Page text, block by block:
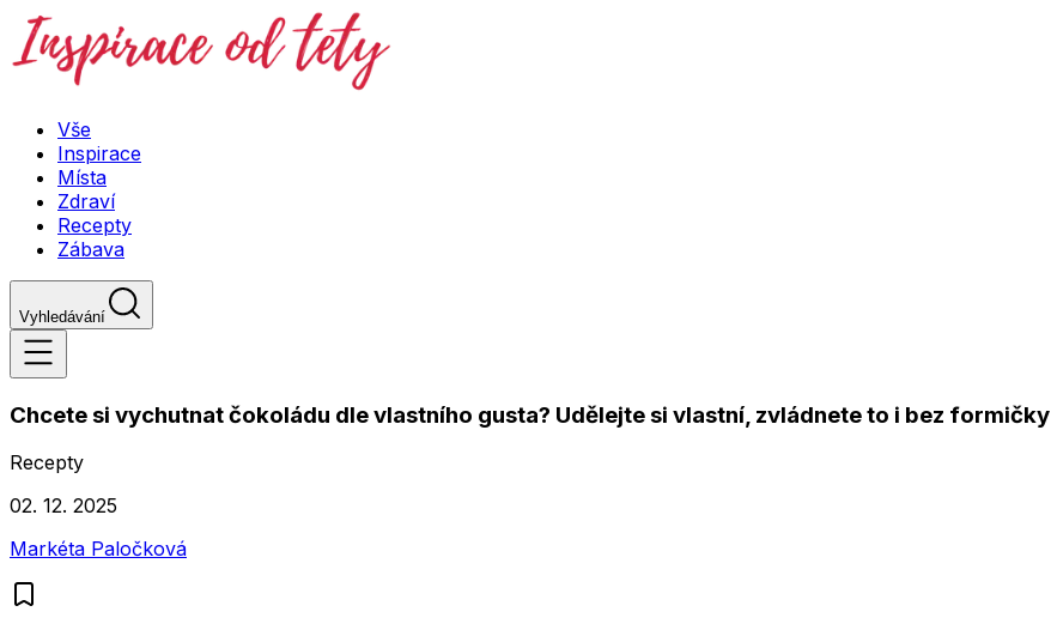
Vše
Inspirace
Místa
Zdraví
Recepty
Zábava
Vyhledávání
Chcete si vychutnat čokoládu dle vlastního gusta? Udělejte si vlastní, zvládnete to i bez formičky
Recepty
02. 12. 2025
Markéta Paločková